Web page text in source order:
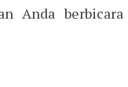
Anda